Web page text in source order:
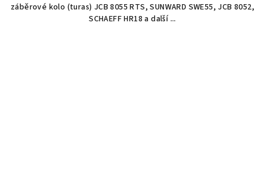
záběrové kolo (turas) JCB 8055 RTS, SUNWARD SWE55, JCB 8052,
SCHAEFF HR18 a další ...